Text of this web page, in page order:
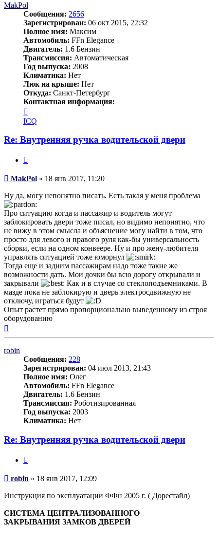
MakPol
Сообщения: 2656
Зарегистрирован: 06 окт 2015, 22:32
Полное имя: Максим
Автомобиль: FFn Elegance
Двигатель: 1.6 Бензин
Трансмиссия: Автоматическая
Год выпуска: 2008
Климатика: Нет
Люк на крыше: Нет
Откуда: Санкт-Петербург
Контактная информация:
информация
пользователя
ICQ
Re: Внутренняя ручка водительской двери
Сообщение
MakPol » 18 янв 2017, 11:20
Ну да, могу непонятно писать. Есть такая у меня проблема
Про ситуацию когда и пассажир и водитель могут
заблокировать двери тоже писал, но видимо непонятно, что
не вижу в этом смысла и объяснение могу найти в том, что
просто для левого и правого руля как-бы универсальность
сборки, если на одном конвеере. Ну и про жену-любителя
управлять ситуацией тоже юморнул
Тогда еще и задним пассажирам надо тоже такие же
возможности дать. Мои дочки бы всю дорогу открывали и
закрывали
Как и в случае со стеклоподъемниками. В
мазде пока не заблокирую и дверь электросдвижную не
отключу, играться будут
Опыт растет прямо пропорционально выведенному из строя
оборудованию
robin
Сообщения: 228
Зарегистрирован: 04 июл 2013, 21:43
Полное имя: Олег
Автомобиль: FFn Elegance
Двигатель: 1.6 Бензин
Трансмиссия: Роботизированная
Год выпуска: 2003
Климатика: Нет
Re: Внутренняя ручка водительской двери
Сообщение
robin » 18 янв 2017, 12:09
Инструкция по эксплуатации ФФн 2005 г. ( Дорестайл)
СИСТЕМА ЦЕНТРАЛИЗОВАННОГО
ЗАКРЫВАНИЯ ЗАМКОВ ДВЕРЕЙ